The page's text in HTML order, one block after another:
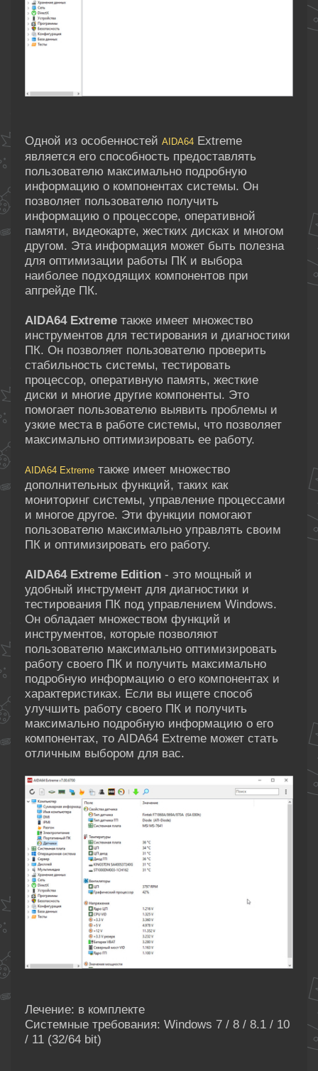
Одной из особенностей AIDA64 Extreme
является его способность предоставлять
пользователю максимально подробную
информацию о компонентах системы. Он
позволяет пользователю получить
информацию о процессоре, оперативной
памяти, видеокарте, жестких дисках и многом
другом. Эта информация может быть полезна
для оптимизации работы ПК и выбора
наиболее подходящих компонентов при
апгрейде ПК.
AIDA64 Extreme также имеет множество
инструментов для тестирования и диагностики
ПК. Он позволяет пользователю проверить
стабильность системы, тестировать
процессор, оперативную память, жесткие
диски и многие другие компоненты. Это
помогает пользователю выявить проблемы и
узкие места в работе системы, что позволяет
максимально оптимизировать ее работу.
AIDA64 Extreme также имеет множество
дополнительных функций, таких как
мониторинг системы, управление процессами
и многое другое. Эти функции помогают
пользователю максимально управлять своим
ПК и оптимизировать его работу.
AIDA64 Extreme Edition - это мощный и
удобный инструмент для диагностики и
тестирования ПК под управлением Windows.
Он обладает множеством функций и
инструментов, которые позволяют
пользователю максимально оптимизировать
работу своего ПК и получить максимально
подробную информацию о его компонентах и
характеристиках. Если вы ищете способ
улучшить работу своего ПК и получить
максимально подробную информацию о его
компонентах, то AIDA64 Extreme может стать
отличным выбором для вас.
Лечение: в комплекте
Системные требования: Windows 7 / 8 / 8.1 / 10
/ 11 (32/64 bit)